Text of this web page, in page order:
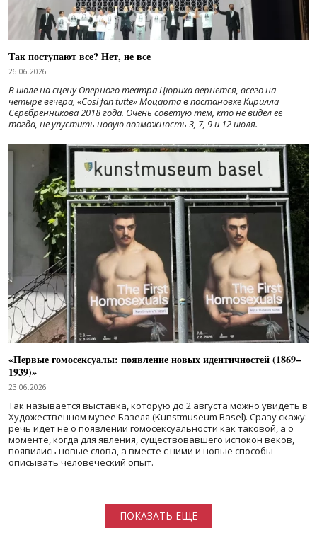
Так поступают все? Нет, не все
26.06.2026
В июле на сцену Оперного театра Цюриха вернется, всего на
четыре вечера, «Cosí fan tutte» Моцарта в постановке Кирилла
Серебренникова 2018 года. Очень советую тем, кто не видел ее
тогда, не упустить новую возможность 3, 7, 9 и 12 июля.
«Первые гомосексуалы: появление новых идентичностей (1869–
1939)»
23.06.2026
Так называется выставка, которую до 2 августа можно увидеть в
Художественном музее Базеля (Kunstmuseum Basel). Сразу скажу:
речь идет не о появлении гомосексуальности как таковой, а о
моменте, когда для явления, существовавшего испокон веков,
появились новые слова, а вместе с ними и новые способы
описывать человеческий опыт.
ПОКАЗАТЬ ЕЩЕ